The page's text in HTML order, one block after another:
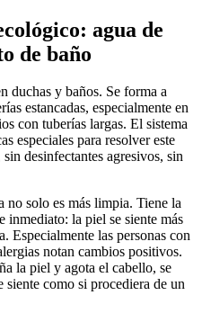
agua de
de baño
duchas y baños. Se forma a
estancadas, especialmente en
con tuberías largas. El sistema
especiales para resolver este
desinfectantes agresivos, sin
no solo es más limpia. Tiene la
inmediato: la piel se siente más
Especialmente las personas con
notan cambios positivos.
la piel y agota el cabello, se
siente como si procediera de un